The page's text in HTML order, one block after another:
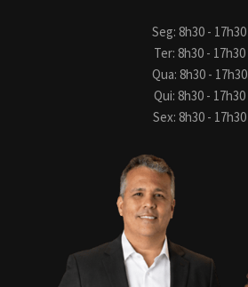
Seg: 8h30 - 17h30
Ter: 8h30 - 17h30
Qua: 8h30 - 17h30
Qui: 8h30 - 17h30
Sex: 8h30 - 17h30